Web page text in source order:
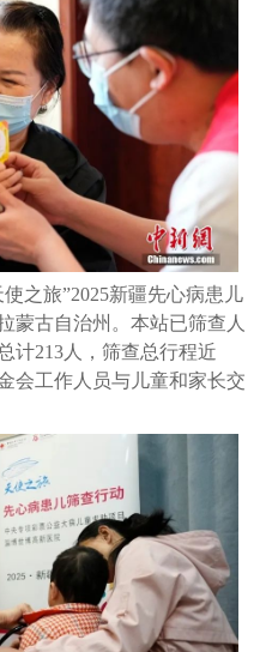
之旅”2025新疆先心病患儿
蒙古自治州。本站已筛查人
计213人，筛查总行程近
会工作人员与儿童和家长交